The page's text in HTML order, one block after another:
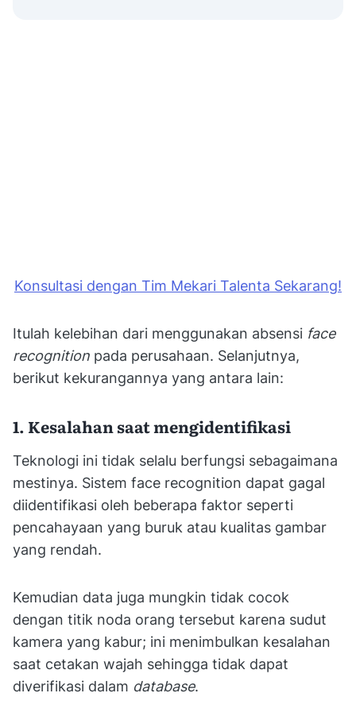
Konsultasi dengan Tim Mekari Talenta Sekarang!
Itulah kelebihan dari menggunakan absensi face
recognition pada perusahaan. Selanjutnya,
berikut kekurangannya yang antara lain:
1. Kesalahan saat mengidentifikasi
Teknologi ini tidak selalu berfungsi sebagaimana
mestinya. Sistem face recognition dapat gagal
diidentifikasi oleh beberapa faktor seperti
pencahayaan yang buruk atau kualitas gambar
yang rendah.
Kemudian data juga mungkin tidak cocok
dengan titik noda orang tersebut karena sudut
kamera yang kabur; ini menimbulkan kesalahan
saat cetakan wajah sehingga tidak dapat
diverifikasi dalam database.